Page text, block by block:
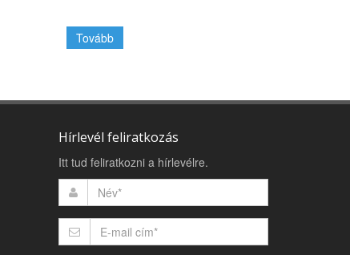
Tovább
Hírlevél feliratkozás
Itt tud feliratkozni a hírlevélre.